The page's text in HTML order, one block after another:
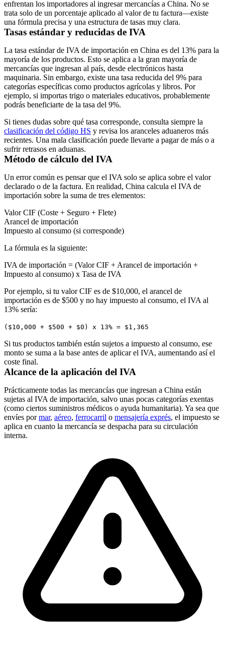
enfrentan los importadores al ingresar mercancías a China. No se
trata solo de un porcentaje aplicado al valor de tu factura—existe
una fórmula precisa y una estructura de tasas muy clara.
Tasas estándar y reducidas de IVA
La tasa estándar de IVA de importación en China es del 13% para la
mayoría de los productos. Esto se aplica a la gran mayoría de
mercancías que ingresan al país, desde electrónicos hasta
maquinaria. Sin embargo, existe una tasa reducida del 9% para
categorías específicas como productos agrícolas y libros. Por
ejemplo, si importas trigo o materiales educativos, probablemente
podrás beneficiarte de la tasa del 9%.
Si tienes dudas sobre qué tasa corresponde, consulta siempre la
clasificación del código HS y revisa los aranceles aduaneros más
recientes. Una mala clasificación puede llevarte a pagar de más o a
sufrir retrasos en aduanas.
Método de cálculo del IVA
Un error común es pensar que el IVA solo se aplica sobre el valor
declarado o de la factura. En realidad, China calcula el IVA de
importación sobre la suma de tres elementos:
Valor CIF (Coste + Seguro + Flete)
Arancel de importación
Impuesto al consumo (si corresponde)
La fórmula es la siguiente:
IVA de importación = (Valor CIF + Arancel de importación +
Impuesto al consumo) x Tasa de IVA
Por ejemplo, si tu valor CIF es de $10,000, el arancel de
importación es de $500 y no hay impuesto al consumo, el IVA al
13% sería:
($10,000 + $500 + $0) x 13% = $1,365
Si tus productos también están sujetos a impuesto al consumo, ese
monto se suma a la base antes de aplicar el IVA, aumentando así el
coste final.
Alcance de la aplicación del IVA
Prácticamente todas las mercancías que ingresan a China están
sujetas al IVA de importación, salvo unas pocas categorías exentas
(como ciertos suministros médicos o ayuda humanitaria). Ya sea que
envíes pormar, aéreo, ferrocarril o mensajería exprés, el impuesto se
aplica en cuanto la mercancía se despacha para su circulación
interna.